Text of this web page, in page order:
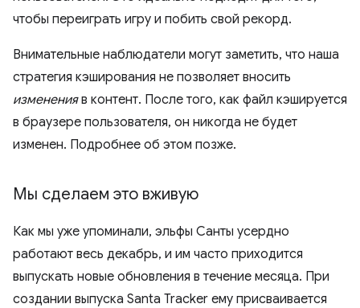
чтобы переиграть игру и побить свой рекорд.
Внимательные наблюдатели могут заметить, что наша
стратегия кэширования не позволяет вносить
измененияв контент. После того, как файл кэшируется
в браузере пользователя, он никогда не будет
изменен. Подробнее об этом позже.
Мы сделаем это вживую
Как мы уже упоминали, эльфы Санты усердно
работают весь декабрь, и им часто приходится
выпускать новые обновления в течение месяца. При
создании выпуска Santa Tracker ему присваивается